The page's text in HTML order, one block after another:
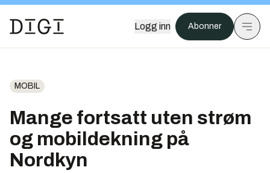
Logg inn Abonner
MOBIL
Mange fortsatt uten strøm
og mobildekning på
Nordkyn